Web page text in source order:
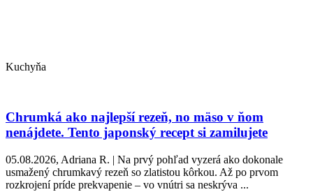
Kuchyňa
Chrumká ako najlepší rezeň, no mäso v ňom
nenájdete. Tento japonský recept si zamilujete
05.08.2026, Adriana R. | Na prvý pohľad vyzerá ako dokonale
usmažený chrumkavý rezeň so zlatistou kôrkou. Až po prvom
rozkrojení príde prekvapenie – vo vnútri sa neskrýva ...